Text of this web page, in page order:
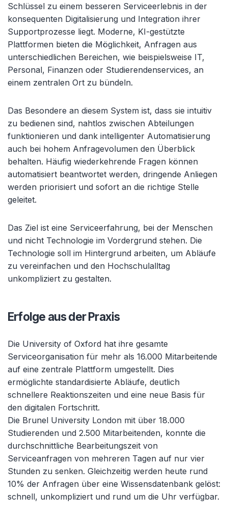
Schlüssel zu einem besseren Serviceerlebnis in der
konsequenten Digitalisierung und Integration ihrer
Supportprozesse liegt. Moderne, KI-gestützte
Plattformen bieten die Möglichkeit, Anfragen aus
unterschiedlichen Bereichen, wie beispielsweise IT,
Personal, Finanzen oder Studierendenservices, an
einem zentralen Ort zu bündeln.
Das Besondere an diesem System ist, dass sie intuitiv
zu bedienen sind, nahtlos zwischen Abteilungen
funktionieren und dank intelligenter Automatisierung
auch bei hohem Anfragevolumen den Überblick
behalten. Häufig wiederkehrende Fragen können
automatisiert beantwortet werden, dringende Anliegen
werden priorisiert und sofort an die richtige Stelle
geleitet.
Das Ziel ist eine Serviceerfahrung, bei der Menschen
und nicht Technologie im Vordergrund stehen. Die
Technologie soll im Hintergrund arbeiten, um Abläufe
zu vereinfachen und den Hochschulalltag
unkompliziert zu gestalten.
Erfolge aus der Praxis
Die University of Oxford hat ihre gesamte
Serviceorganisation für mehr als 16.000 Mitarbeitende
auf eine zentrale Plattform umgestellt. Dies
ermöglichte standardisierte Abläufe, deutlich
schnellere Reaktionszeiten und eine neue Basis für
den digitalen Fortschritt.
Die Brunel University London mit über 18.000
Studierenden und 2.500 Mitarbeitenden, konnte die
durchschnittliche Bearbeitungszeit von
Serviceanfragen von mehreren Tagen auf nur vier
Stunden zu senken. Gleichzeitig werden heute rund
10% der Anfragen über eine Wissensdatenbank gelöst:
schnell, unkompliziert und rund um die Uhr verfügbar.